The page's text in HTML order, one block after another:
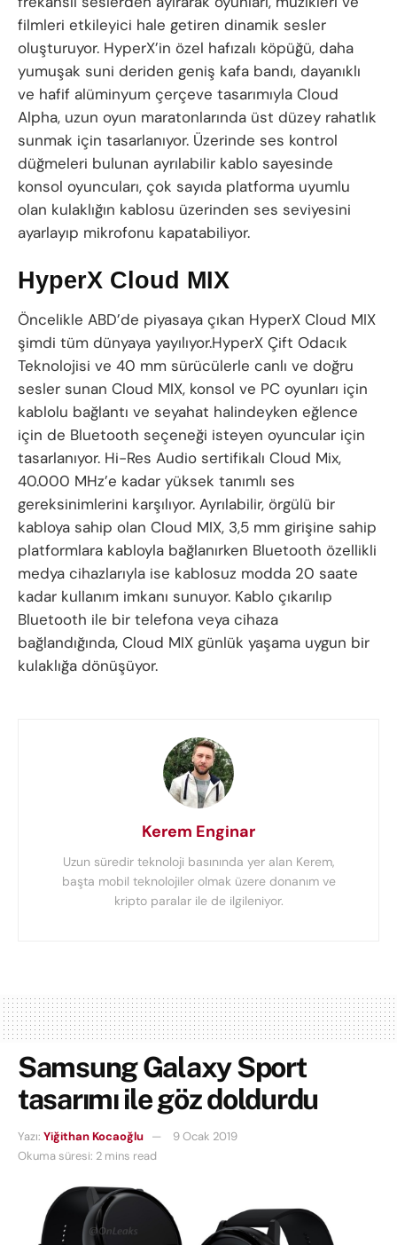
filmleri etkileyici hale getiren dinamik sesler
oluşturuyor. HyperX’in özel hafızalı köpüğü, daha
yumuşak suni deriden geniş kafa bandı, dayanıklı
ve hafif alüminyum çerçeve tasarımıyla Cloud
Alpha, uzun oyun maratonlarında üst düzey rahatlık
sunmak için tasarlanıyor. Üzerinde ses kontrol
düğmeleri bulunan ayrılabilir kablo sayesinde
konsol oyuncuları, çok sayıda platforma uyumlu
olan kulaklığın kablosu üzerinden ses seviyesini
ayarlayıp mikrofonu kapatabiliyor.
HyperX Cloud MIX
Öncelikle ABD’de piyasaya çıkan HyperX Cloud MIX
şimdi tüm dünyaya yayılıyor.HyperX Çift Odacık
Teknolojisi ve 40 mm sürücülerle canlı ve doğru
sesler sunan Cloud MIX, konsol ve PC oyunları için
kablolu bağlantı ve seyahat halindeyken eğlence
için de Bluetooth seçeneği isteyen oyuncular için
tasarlanıyor. Hi-Res Audio sertifikalı Cloud Mix,
40.000 MHz’e kadar yüksek tanımlı ses
gereksinimlerini karşılıyor. Ayrılabilir, örgülü bir
kabloya sahip olan Cloud MIX, 3,5 mm girişine sahip
platformlara kabloyla bağlanırken Bluetooth özellikli
medya cihazlarıyla ise kablosuz modda 20 saate
kadar kullanım imkanı sunuyor. Kablo çıkarılıp
Bluetooth ile bir telefona veya cihaza
bağlandığında, Cloud MIX günlük yaşama uygun bir
kulaklığa dönüşüyor.
Kerem Enginar
Uzun süredir teknoloji basınında yer alan Kerem,
başta mobil teknolojiler olmak üzere donanım ve
kripto paralar ile de ilgileniyor.
Samsung Galaxy Sport
tasarımı ile göz doldurdu
Yazı: Yiğithan Kocaoğlu
9 Ocak 2019
Okuma süresi: 2 mins read